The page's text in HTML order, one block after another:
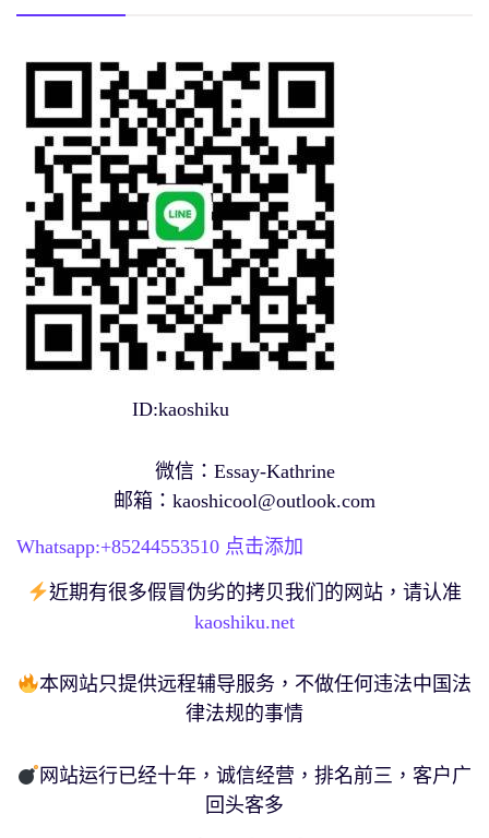
ID:kaoshiku
微信：Essay-Kathrine
邮箱： kaoshicool@outlook.com
Whatsapp:+85244553510 点击添加
近期有很多假冒伪劣的拷贝我们的网站，请认准
kaoshiku.net
本网站只提供远程辅导服务，不做任何违法中国法
律法规的事情
网站运行已经十年，诚信经营，排名前三，客户广
回头客多